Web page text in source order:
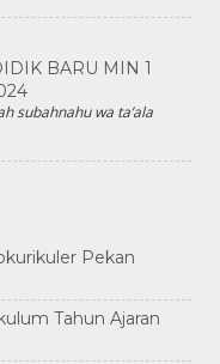
BARU MIN 1
subahnahu wa ta’ala
Pekan
Tahun Ajaran